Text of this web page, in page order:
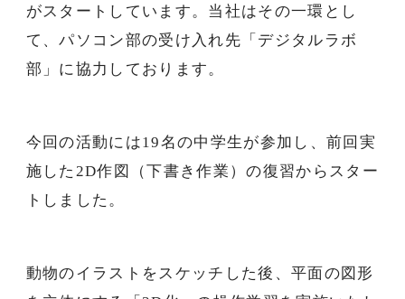
がスタートしています。 当社はその一環とし
て、パソコン部の受け入れ先「デジタルラボ
部」に協力しております。
今回の活動には19名の中学生が参加し、前回実
施した 2D作図（下書き作業）の復習からスター
トしました。
動物のイラストをスケッチした後、平面の図形